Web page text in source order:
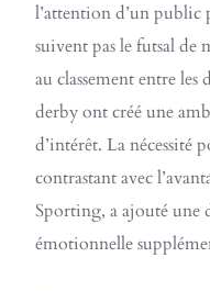
l’attention d’un public
suivent pas le futsal
au classement entre
derby ont créé une
d’intérêt. La nécessité
contrastant avec
Sporting, a ajouté une
émotionnelle